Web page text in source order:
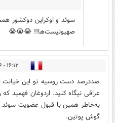
سوئد و اوکراین دوکشور
صهیونیست‌ها!! 😂😭😭
۱۶:۱۲ - ۱۴۰۲/۰۵/۱۶
صددرصد دست روسیه تو این خیانت
عراقی نیگاه کنید. اردوغان فهمید
به‌خاطر همین با قبول عضویت
گوش پوتین.